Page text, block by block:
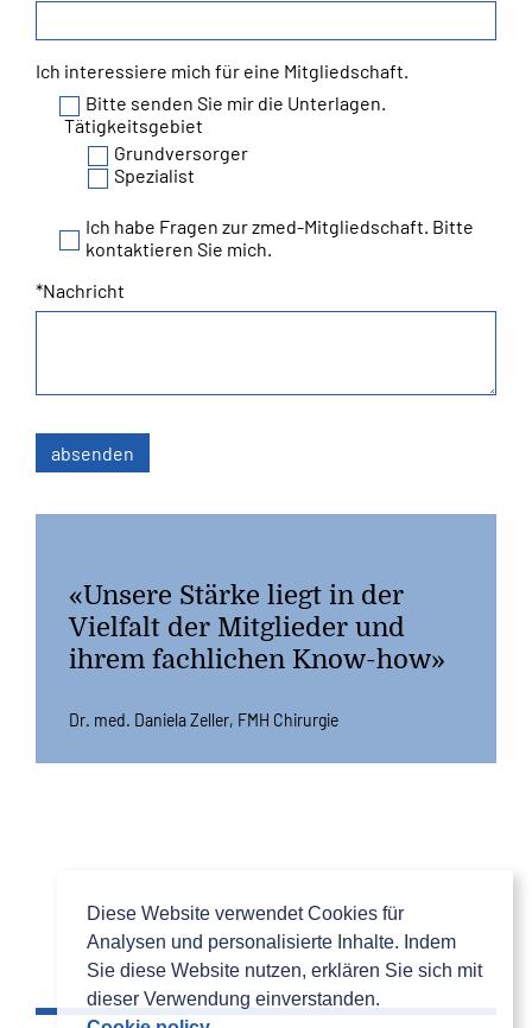
Diese Website verwendet Cookies für
Analysen und personalisierte Inhalte. Indem
Sie diese Website nutzen, erklären Sie sich mit
dieser Verwendung einverstanden.
Ich interessiere mich für eine Mitgliedschaft.
Bitte senden Sie mir die Unterlagen.
Tätigkeitsgebiet
Grundversorger
Spezialist
Ich habe Fragen zur zmed-Mitgliedschaft. Bitte
kontaktieren Sie mich.
*Nachricht
absenden
«Unsere Stärke liegt in der
Vielfalt der Mitglieder und
ihrem fachlichen Know-how»
Dr. med. Daniela Zeller, FMH Chirurgie